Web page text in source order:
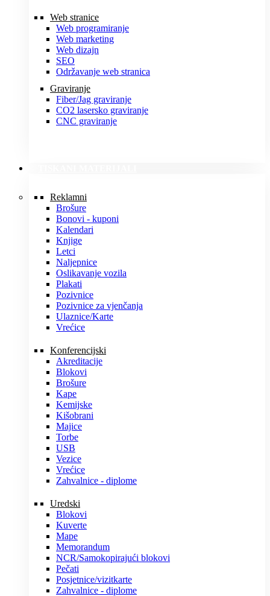
Web stranice
Web programiranje
Web marketing
Web dizajn
SEO
Održavanje web stranica
Graviranje
Fiber/Jag graviranje
CO2 lasersko graviranje
CNC graviranje
Reklamni
Brošure
Bonovi - kuponi
Kalendari
Knjige
Letci
Naljepnice
Oslikavanje vozila
Plakati
Pozivnice
Pozivnice za vjenčanja
Ulaznice/Karte
Vrećice
Konferencijski
Akreditacije
Blokovi
Brošure
Kape
Kemijske
Kišobrani
Majice
Torbe
USB
Vezice
Vrećice
Zahvalnice - diplome
Uredski
Blokovi
Kuverte
Mape
Memorandum
NCR/Samokopirajući blokovi
Pečati
Posjetnice/vizitkarte
Zahvalnice - diplome